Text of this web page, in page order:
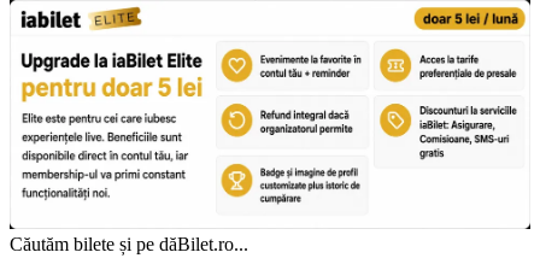
Căutăm bilete și pe dăBilet.ro...